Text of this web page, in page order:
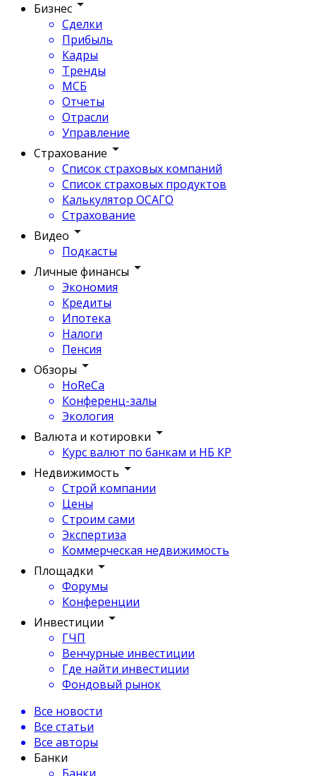
Бизнес
Сделки
Прибыль
Кадры
Тренды
МСБ
Отчеты
Отрасли
Управление
Страхование
Список страховых компаний
Список страховых продуктов
Калькулятор ОСАГО
Страхование
Видео
Подкасты
Личные финансы
Экономия
Кредиты
Ипотека
Налоги
Пенсия
Обзоры
HoReCa
Конференц-залы
Экология
Валюта и котировки
Курс валют по банкам и НБ КР
Недвижимость
Строй компании
Цены
Строим сами
Экспертиза
Коммерческая недвижимость
Площадки
Форумы
Конференции
Инвестиции
ГЧП
Венчурные инвестиции
Где найти инвестиции
Фондовый рынок
Все новости
Все статьи
Все авторы
Банки